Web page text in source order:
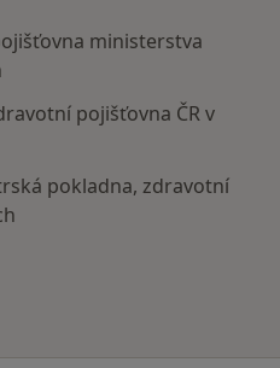
ministerstva
pojišťovna ČR v
pokladna, zdravotní